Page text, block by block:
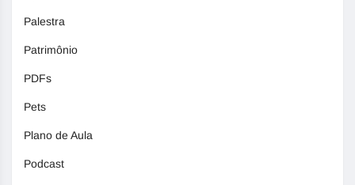
Palestra
Patrimônio
PDFs
Pets
Plano de Aula
Podcast